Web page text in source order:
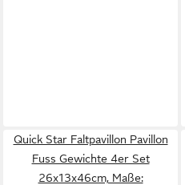
Quick Star Faltpavillon Pavillon
Fuss Gewichte 4er Set
26x13x46cm, Maße: